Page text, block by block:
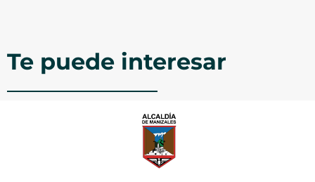
Te puede interesar